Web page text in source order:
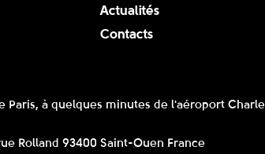
Actualités
Contacts
Paris, à quelques minutes de l'aéroport
Rolland 93400 Saint-Ouen France